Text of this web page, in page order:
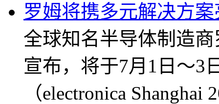
罗姆将携多元解决方案
全球知名半导体制造
宣布，将于7月1日～3
（electronica